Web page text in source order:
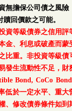
擔保公司債之風
回價款之可能。
等級債券之信用
、利息或破產而
重。非投資等級
發生流動性不足，
Bond, CoCo
於一定水平、重
修改債券條件如